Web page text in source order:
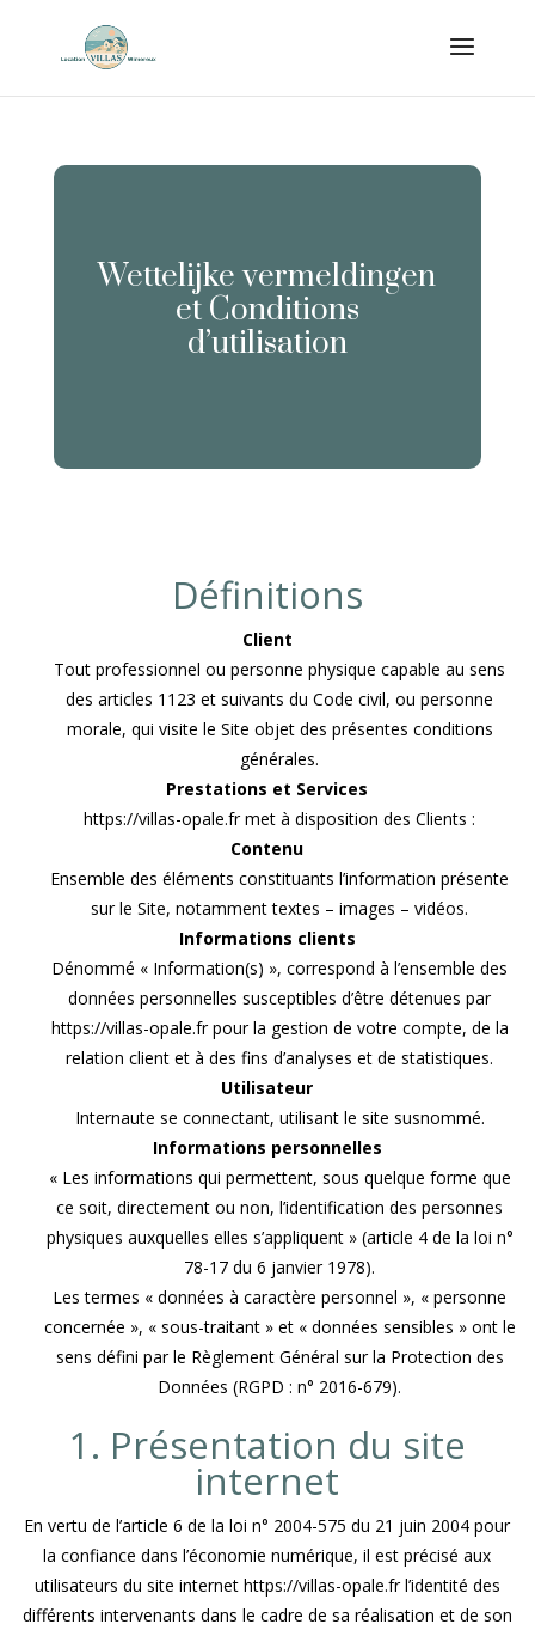
Wettelijke vermeldingen
et Conditions
d’utilisation
Définitions
Client
Tout professionnel ou personne physique capable au sens
des articles 1123 et suivants du Code civil, ou personne
morale, qui visite le Site objet des présentes conditions
générales.
Prestations et Services
https://villas-opale.fr met à disposition des Clients :
Contenu
Ensemble des éléments constituants l’information présente
sur le Site, notamment textes – images – vidéos.
Informations clients
Dénommé « Information(s) », correspond à l’ensemble des
données personnelles susceptibles d’être détenues par
https://villas-opale.fr pour la gestion de votre compte, de la
relation client et à des fins d’analyses et de statistiques.
Utilisateur
Internaute se connectant, utilisant le site susnommé.
Informations personnelles
« Les informations qui permettent, sous quelque forme que
ce soit, directement ou non, l’identification des personnes
physiques auxquelles elles s’appliquent » (article 4 de la loi n°
78-17 du 6 janvier 1978).
Les termes « données à caractère personnel », « personne
concernée », « sous-traitant » et « données sensibles » ont le
sens défini par le Règlement Général sur la Protection des
Données (RGPD : n° 2016-679).
1. Présentation du site
internet
En vertu de l’article 6 de la loi n° 2004-575 du 21 juin 2004 pour
la confiance dans l’économie numérique, il est précisé aux
utilisateurs du site internet https://villas-opale.fr l’identité des
différents intervenants dans le cadre de sa réalisation et de son